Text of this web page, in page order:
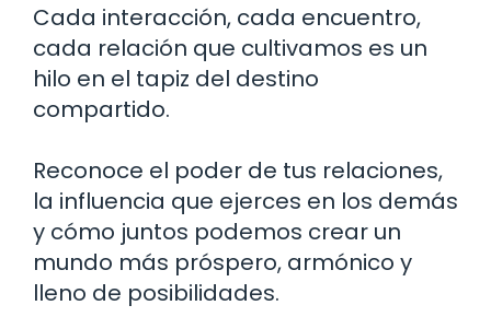
Cada interacción, cada encuentro,
cada relación que cultivamos es un
hilo en el tapiz del destino
compartido.
Reconoce el poder de tus relaciones,
la influencia que ejerces en los demás
y cómo juntos podemos crear un
mundo más próspero, armónico y
lleno de posibilidades.